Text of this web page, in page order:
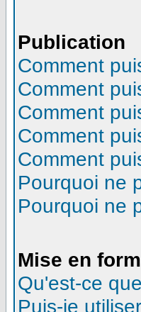
Publication
Comment
Comment
Comment
Comment
Comment
Pourquoi ne
Pourquoi ne
Mise en
Qu'est-ce
Puis-je